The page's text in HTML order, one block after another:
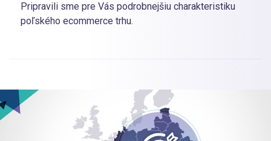
Pripravili sme pre Vás podrobnejšiu charakteristiku
poľského ecommerce trhu.